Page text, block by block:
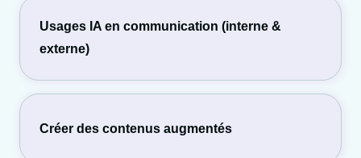
Usages IA en communication (interne &
externe)
Créer des contenus augmentés